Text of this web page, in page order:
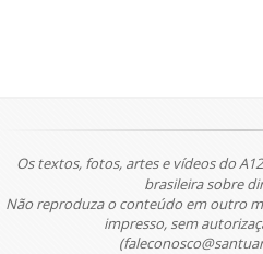
Os textos, fotos, artes e vídeos do
brasileira sobre
Não reproduza o conteúdo em outro
impresso, sem